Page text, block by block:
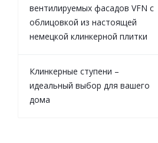
вентилируемых фасадов VFN с
облицовкой из настоящей
немецкой клинкерной плитки
Клинкерные ступени –
идеальный выбор для вашего
дома